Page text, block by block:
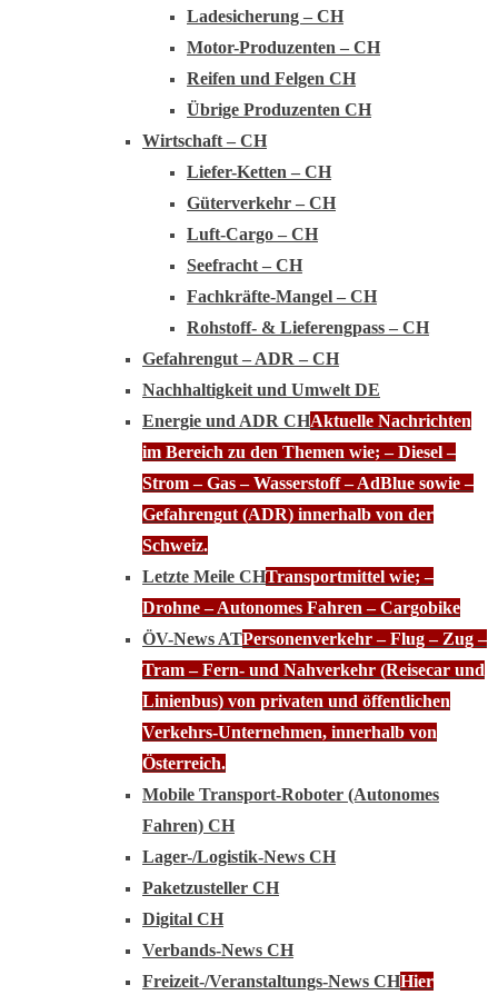
Ladesicherung – CH
Motor-Produzenten – CH
Reifen und Felgen CH
Übrige Produzenten CH
Wirtschaft – CH
Liefer-Ketten – CH
Güterverkehr – CH
Luft-Cargo – CH
Seefracht – CH
Fachkräfte-Mangel – CH
Rohstoff- & Lieferengpass – CH
Gefahrengut – ADR – CH
Nachhaltigkeit und Umwelt DE
Energie und ADR CHAktuelle Nachrichten
im Bereich zu den Themen wie; – Diesel –
Strom – Gas – Wasserstoff – AdBlue sowie –
Gefahrengut (ADR) innerhalb von der
Schweiz.
Letzte Meile CHTransportmittel wie; –
Drohne – Autonomes Fahren – Cargobike
ÖV-News ATPersonenverkehr – Flug – Zug –
Tram – Fern- und Nahverkehr (Reisecar und
Linienbus) von privaten und öffentlichen
Verkehrs-Unternehmen, innerhalb von
Österreich.
Mobile Transport-Roboter (Autonomes
Fahren) CH
Lager-/Logistik-News CH
Paketzusteller CH
Digital CH
Verbands-News CH
Freizeit-/Veranstaltungs-News CHHier